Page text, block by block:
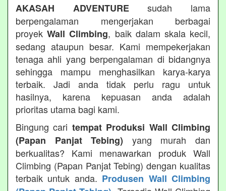
AKASAH ADVENTUREsudah lama
berpengalaman mengerjakan berbagai
proyekWall Climbing, baik dalam skala kecil,
sedang ataupun besar. Kami mempekerjakan
tenaga ahli yang berpengalaman di bidangnya
sehingga mampu menghasilkan karya-karya
terbaik. Jadi anda tidak perlu ragu untuk
hasilnya, karena kepuasan anda adalah
prioritas utama bagi kami.
Bingung cari tempat Produksi Wall Climbing
(Papan Panjat Tebing) yang murah dan
berkualitas? Kami menawarkan produk Wall
Climbing (Papan Panjat Tebing) dengan kualitas
terbaik untuk anda. Produsen Wall Climbing